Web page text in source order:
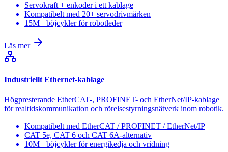
Servokraft + enkoder i ett kablage
Kompatibelt med 20+ servodrivmärken
15M+ böjcykler för robotleder
Läs mer
Industriellt Ethernet-kablage
Högpresterande EtherCAT-, PROFINET- och EtherNet/IP-kablage
för realtidskommunikation och rörelsestyrningsnätverk inom robotik.
Kompatibelt med EtherCAT / PROFINET / EtherNet/IP
CAT 5e, CAT 6 och CAT 6A-alternativ
10M+ böjcykler för energikedja och vridning